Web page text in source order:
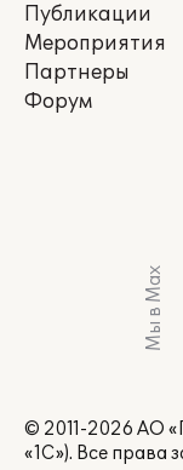
Публикации
Мероприятия
Партнеры
Форум
Мы в Max
© 2011-2026 АО
«1С»). Все права